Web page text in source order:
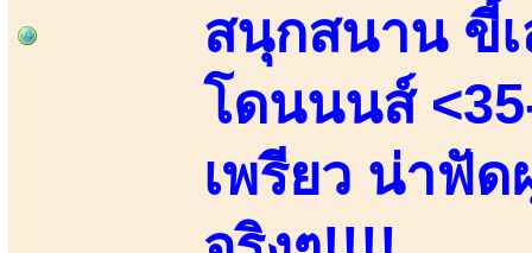
สนุกสนาน ขี้
โดนนนส์
เพรียว น่าฟัด